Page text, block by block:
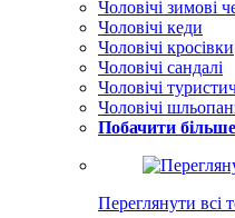
Чоловічі зимові
Чоловічі кеди
Чоловічі кросівки
Чоловічі сандалі
Чоловічі
Чоловічі
Побачити
Переглянути всі